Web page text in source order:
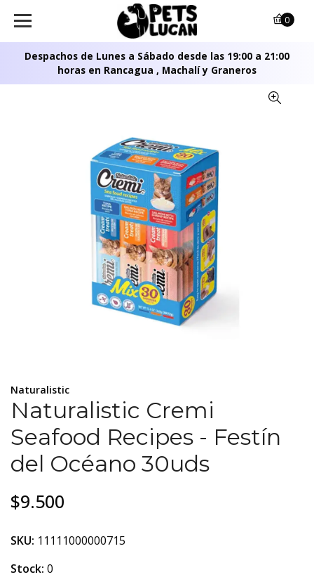
Despachos de Lunes a Sábado desde las 19:00 a 21:00
horas en Rancagua , Machalí y Graneros
0
Naturalistic
Naturalistic Cremi
Seafood Recipes - Festín
del Océano 30uds
$9.500
SKU: 11111000000715
Stock: 0